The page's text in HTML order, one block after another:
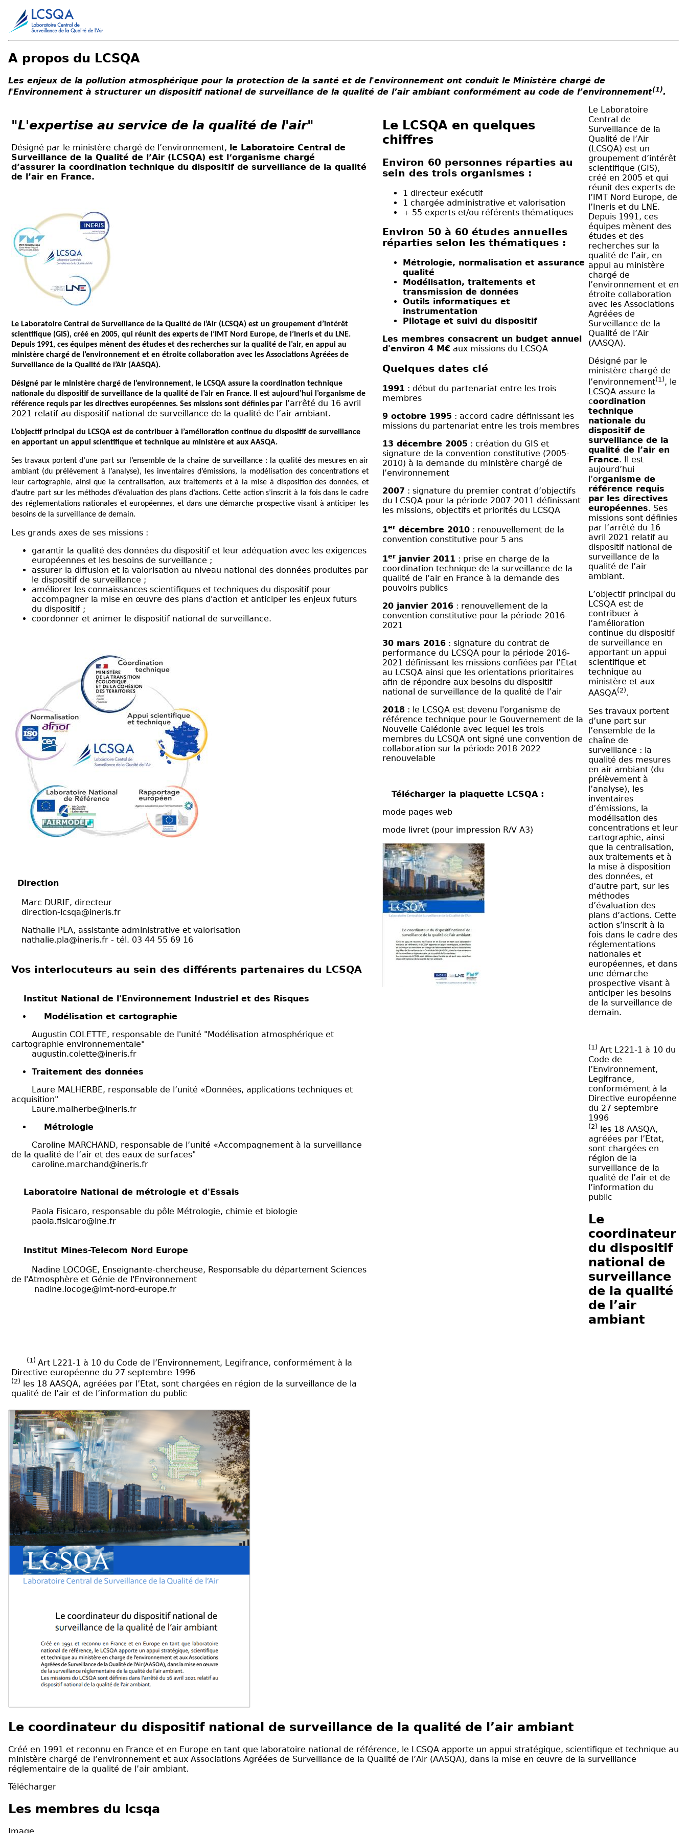
A propos du LCSQA
Les enjeux de la pollution atmosphérique pour la protection de la santé et de l'environnement ont conduit le Ministère chargé de
l'Environnement à structurer un dispositif national de surveillance de la qualité de l’air ambiant conformément au code de l’environnement(1).
"L'expertise au service de la qualité de l'air"
Désigné par le ministère chargé de l’environnement, le Laboratoire Central de
Surveillance de la Qualité de l’Air (LCSQA) est l‘organisme chargé
d’assurer la coordination technique du dispositif de surveillance de la qualité
de l’air en France.
Le Laboratoire Central de Surveillance de la Qualité de l’Air (LCSQA) est un groupement d’intérêt
scientifique (GIS), créé en 2005, qui réunit des experts de l’IMT Nord Europe, de l’Ineris et du LNE.
Depuis 1991, ces équipes mènent des études et des recherches sur la qualité de l’air, en appui au
ministère chargé de l’environnement et en étroite collaboration avec les Associations Agréées de
Surveillance de la Qualité de l’Air (AASQA).
Désigné par le ministère chargé de l’environnement, le LCSQA assure la coordination technique
nationale du dispositif de surveillance de la qualité de l’air en France. Il est aujourd’hui l’organisme de
référence requis par les directives européennes. Ses missions sont définies par l’arrêté du 16 avril
2021 relatif au dispositif national de surveillance de la qualité de l’air ambiant.
L’objectif principal du LCSQA est de contribuer à l’amélioration continue du dispositif de surveillance
en apportant un appui scientifique et technique au ministère et aux AASQA.
Ses travaux portent d’une part sur l’ensemble de la chaîne de surveillance : la qualité des mesures en air
ambiant (du prélèvement à l’analyse), les inventaires d’émissions, la modélisation des concentrations et
leur cartographie, ainsi que la centralisation, aux traitements et à la mise à disposition des données, et
d’autre part sur les méthodes d’évaluation des plans d’actions. Cette action s’inscrit à la fois dans le cadre
des réglementations nationales et européennes, et dans une démarche prospective visant à anticiper les
besoins de la surveillance de demain.
Les grands axes de ses missions :
garantir la qualité des données du dispositif et leur adéquation avec les exigences
européennes et les besoins de surveillance ;
assurer la diffusion et la valorisation au niveau national des données produites par
le dispositif de surveillance ;
améliorer les connaissances scientifiques et techniques du dispositif pour
accompagner la mise en œuvre des plans d'action et anticiper les enjeux futurs
du dispositif ;
coordonner et animer le dispositif national de surveillance.
Direction
Marc DURIF, directeur
direction-lcsqa@ineris.fr
Nathalie PLA, assistante administrative et valorisation
nathalie.pla@ineris.fr - tél. 03 44 55 69 16
Vos interlocuteurs au sein des différents partenaires du LCSQA
Institut National de l'Environnement Industriel et des Risques
Modélisation et cartographie
Augustin COLETTE, responsable de l'unité "Modélisation atmosphérique et
cartographie environnementale"
augustin.colette@ineris.fr
Traitement des données
Laure MALHERBE, responsable de l’unité «Données, applications techniques et
acquisition"
Laure.malherbe@ineris.fr
Métrologie
Caroline MARCHAND, responsable de l’unité «Accompagnement à la surveillance
de la qualité de l’air et des eaux de surfaces"
caroline.marchand@ineris.fr
Laboratoire National de métrologie et d'Essais
Paola Fisicaro, responsable du pôle Métrologie, chimie et biologie
paola.fisicaro@lne.fr
Institut Mines-Telecom Nord Europe
Nadine LOCOGE, Enseignante-chercheuse, Responsable du département Sciences
de l'Atmosphère et Génie de l'Environnement
nadine.locoge@imt-nord-europe.fr
(1) Art L221-1 à 10 du Code de l’Environnement, Legifrance, conformément à la
Directive européenne du 27 septembre 1996
(2) les 18 AASQA, agréées par l’Etat, sont chargées en région de la surveillance de la
qualité de l’air et de l’information du public
Le LCSQA en quelques
chiffres
Environ 60 personnes réparties au
sein des trois organismes :
1 directeur exécutif
1 chargée administrative et valorisation
+ 55 experts et/ou référents thématiques
Environ 50 à 60 études annuelles
réparties selon les thématiques :
Métrologie, normalisation et assurance
qualité
Modélisation, traitements et
transmission de données
Outils informatiques et
instrumentation
Pilotage et suivi du dispositif
Les membres consacrent un budget annuel
d'environ 4 M€ aux missions du LCSQA
Quelques dates clé
1991 : début du partenariat entre les trois
membres
9 octobre 1995 : accord cadre définissant les
missions du partenariat entre les trois membres
13 décembre 2005 : création du GIS et
signature de la convention constitutive (2005-
2010) à la demande du ministère chargé de
l’environnement
2007 : signature du premier contrat d’objectifs
du LCSQA pour la période 2007-2011 définissant
les missions, objectifs et priorités du LCSQA
1erdécembre 2010 : renouvellement de la
convention constitutive pour 5 ans
1er janvier 2011 : prise en charge de la
coordination technique de la surveillance de la
qualité de l’air en France à la demande des
pouvoirs publics
20 janvier 2016 : renouvellement de la
convention constitutive pour la période 2016-
2021
30 mars 2016 : signature du contrat de
performance du LCSQA pour la période 2016-
2021 définissant les missions confiées par l’Etat
au LCSQA ainsi que les orientations prioritaires
afin de répondre aux besoins du dispositif
national de surveillance de la qualité de l’air
2018 : le LCSQA est devenu l'organisme de
référence technique pour le Gouvernement de la
Nouvelle Calédonie avec lequel les trois
membres du LCSQA ont signé une convention de
collaboration sur la période 2018-2022
renouvelable
Télécharger la plaquette LCSQA :
mode pages web
mode livret (pour impression R/V A3)
Le Laboratoire
Central de
Surveillance de la
Qualité de l’Air
(LCSQA) est un
groupement d’intérêt
scientifique (GIS),
créé en 2005 et qui
réunit des experts de
l’IMT Nord Europe, de
l’Ineris et du LNE.
Depuis 1991, ces
équipes mènent des
études et des
recherches sur la
qualité de l’air, en
appui au ministère
chargé de
l’environnement et en
étroite collaboration
avec les Associations
Agréées de
Surveillance de la
Qualité de l’Air
(AASQA).
Désigné par le
ministère chargé de
l’environnement(1), le
LCSQA assure la
coordination
technique
nationale du
dispositif de
surveillance de la
qualité de l’air en
France. Il est
aujourd’hui
l’organisme de
référence requis
par les directives
européennes. Ses
missions sont définies
par l’arrêté du 16
avril 2021 relatif au
dispositif national de
surveillance de la
qualité de l’air
ambiant.
L’objectif principal du
LCSQA est de
contribuer à
l’amélioration
continue du dispositif
de surveillance en
apportant un appui
scientifique et
technique au
ministère et aux
AASQA(2).
Ses travaux portent
d’une part sur
l’ensemble de la
chaîne de
surveillance : la
qualité des mesures
en air ambiant (du
prélèvement à
l’analyse), les
inventaires
d’émissions, la
modélisation des
concentrations et leur
cartographie, ainsi
que la centralisation,
aux traitements et à
la mise à disposition
des données, et
d’autre part, sur les
méthodes
d’évaluation des
plans d’actions. Cette
action s’inscrit à la
fois dans le cadre des
réglementations
nationales et
européennes, et dans
une démarche
prospective visant à
anticiper les besoins
de la surveillance de
demain.
(1) Art L221-1 à 10 du
Code de
l’Environnement,
Legifrance,
conformément à la
Directive européenne
du 27 septembre
1996
(2) les 18 AASQA,
agréées par l’Etat,
sont chargées en
région de la
surveillance de la
qualité de l’air et de
l’information du
public
Le
coordinateur
du dispositif
national de
surveillance
de la qualité
de l’air
ambiant
Le coordinateur du dispositif national de surveillance de la qualité de l’air ambiant
Créé en 1991 et reconnu en France et en Europe en tant que laboratoire national de référence, le LCSQA apporte un appui stratégique, scientifique et technique au
ministère chargé de l’environnement et aux Associations Agréées de Surveillance de la Qualité de l’Air (AASQA), dans la mise en œuvre de la surveillance
réglementaire de la qualité de l’air ambiant.
Télécharger
Les membres du lcsqa